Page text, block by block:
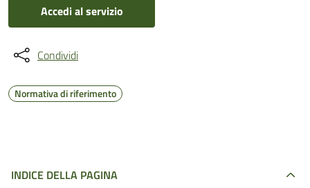
Accedi al servizio
Condividi
Normativa di riferimento
INDICE DELLA PAGINA